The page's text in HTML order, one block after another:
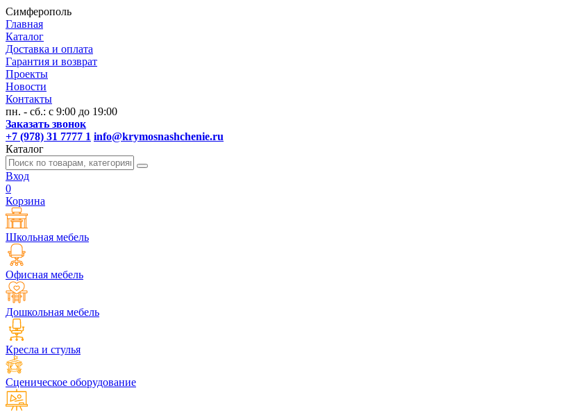
Симферополь
Главная
Каталог
Доставка и оплата
Гарантия и возврат
Проекты
Новости
Контакты
пн. - сб.: с 9:00 до 19:00
Заказать звонок
+7 (978) 31 7777 1 info@krymosnashchenie.ru
Каталог
Вход
0
Корзина
Школьная мебель
Офисная мебель
Дошкольная мебель
Кресла и стулья
Сценическое оборудование